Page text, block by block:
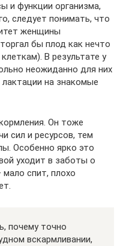
и функции организма,
следует понимать, что
женщины
бы плод как нечто
В результате у
неожиданно для них
лактации на знакомые
Он тоже
сил и ресурсов, тем
Особенно ярко это
уходит в заботы о
спит, плохо
почему точно
вскармливании,